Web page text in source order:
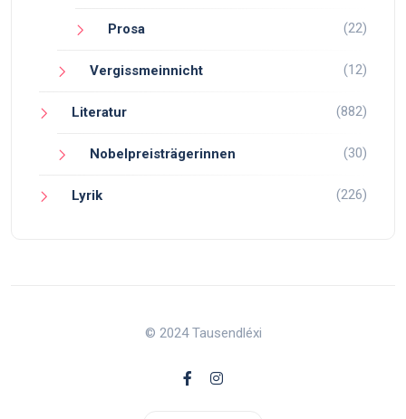
Prosa (22)
Vergissmeinnicht (12)
Literatur (882)
Nobelpreisträgerinnen (30)
Lyrik (226)
© 2024 Tausendléxi